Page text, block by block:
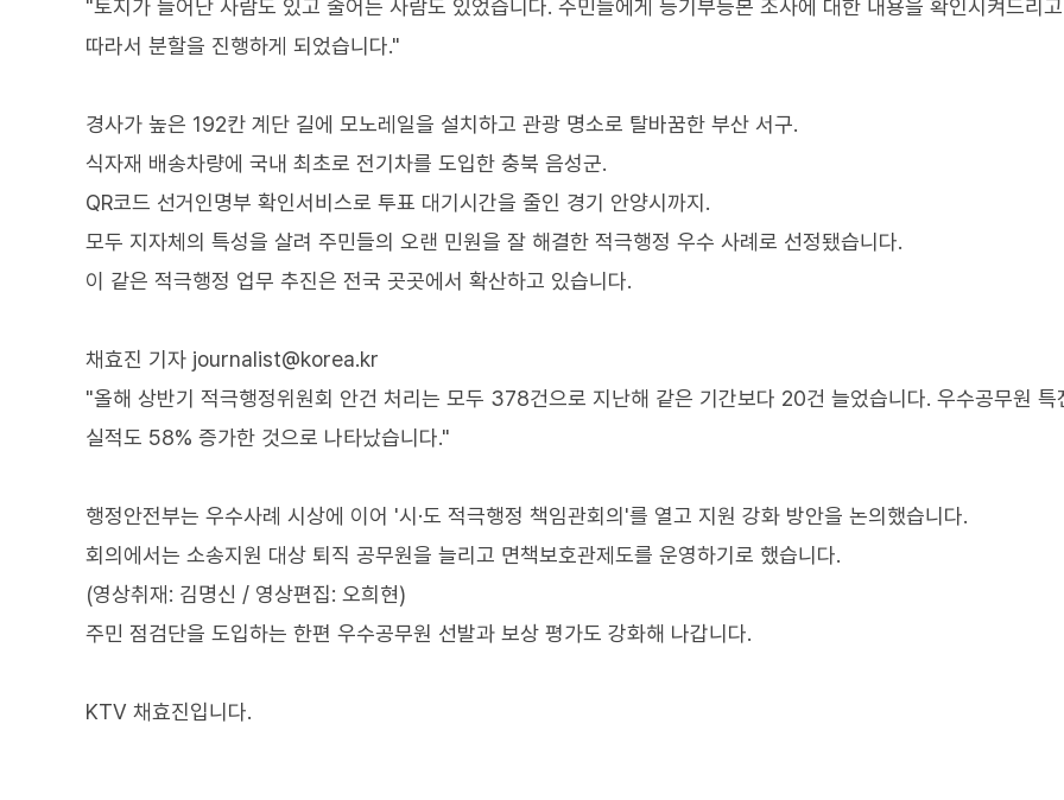
"토지가 늘어난 사람도 있고 줄어든 사람도 있었습니다. 주민들에게 등기부등본 조사에 대한 내용을 확인시켜드리
따라서 분할을 진행하게 되었습니다."
경사가 높은 192칸 계단 길에 모노레일을 설치하고 관광 명소로 탈바꿈한 부산 서구.
식자재 배송차량에 국내 최초로 전기차를 도입한 충북 음성군.
QR코드 선거인명부 확인서비스로 투표 대기시간을 줄인 경기 안양시까지.
모두 지자체의 특성을 살려 주민들의 오랜 민원을 잘 해결한 적극행정 우수 사례로 선정됐습니다.
이 같은 적극행정 업무 추진은 전국 곳곳에서 확산하고 있습니다.
채효진 기자 journalist@korea.kr
"올해 상반기 적극행정위원회 안건 처리는 모두 378건으로 지난해 같은 기간보다 20건 늘었습니다. 우수공무원 특
실적도 58% 증가한 것으로 나타났습니다."
행정안전부는 우수사례 시상에 이어 '시·도 적극행정 책임관회의'를 열고 지원 강화 방안을 논의했습니다.
회의에서는 소송지원 대상 퇴직 공무원을 늘리고 면책보호관제도를 운영하기로 했습니다.
(영상취재: 김명신 / 영상편집: 오희현)
주민 점검단을 도입하는 한편 우수공무원 선발과 보상 평가도 강화해 나갑니다.
KTV 채효진입니다.